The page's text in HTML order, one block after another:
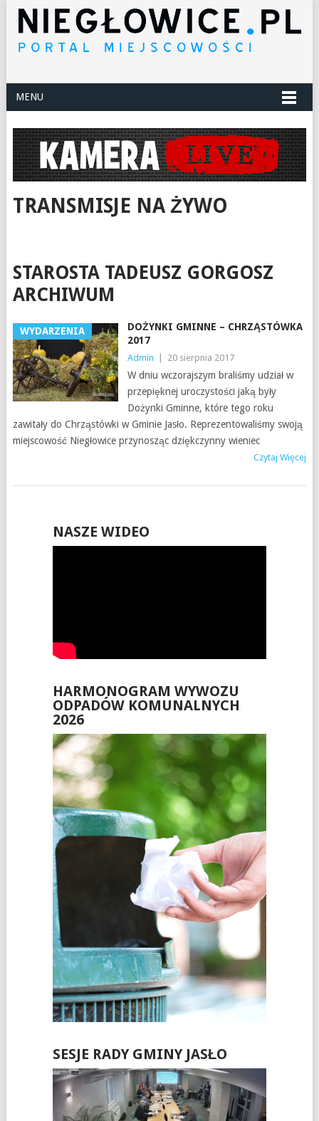
MENU
TRANSMISJE NA ŻYWO
STAROSTA TADEUSZ GORGOSZ
ARCHIWUM
WYDARZENIA
DOŻYNKI GMINNE – CHRZĄSTÓWKA
2017
Admin 20 sierpnia 2017
W dniu wczorajszym braliśmy udział w
przepięknej uroczystości jaką były
Dożynki Gminne, które tego roku
zawitały do Chrząstówki w Gminie Jasło. Reprezentowaliśmy swoją
miejscowość Niegłowice przynosząc dziękczynny wieniec
Czytaj Więcej
NASZE WIDEO
HARMONOGRAM WYWOZU
ODPADÓW KOMUNALNYCH
2026
SESJE RADY GMINY JASŁO